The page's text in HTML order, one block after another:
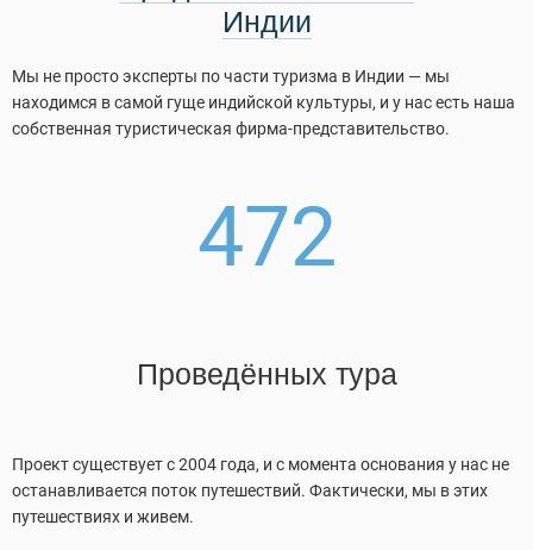
Путеводитель по
Индии
Мы не просто эксперты по части туризма в Индии — мы
находимся в самой гуще индийской культуры, и у нас есть наша
собственная туристическая фирма-представительство.
472
Проведённых тура
Проект существует с 2004 года, и с момента основания у нас не
останавливается поток путешествий. Фактически, мы в этих
путешествиях и живем.